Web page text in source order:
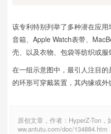
该专利特别列举了多种潜在应
音箱、Apple Watch表带、
壳、以及衣物、包袋等纺织或服
在一组示意图中，最引人注目
的环形可穿戴装置，其内缘或外
原创文章，作者：HyperZ-Ton
ww.antutu.com/doc/134884.htm